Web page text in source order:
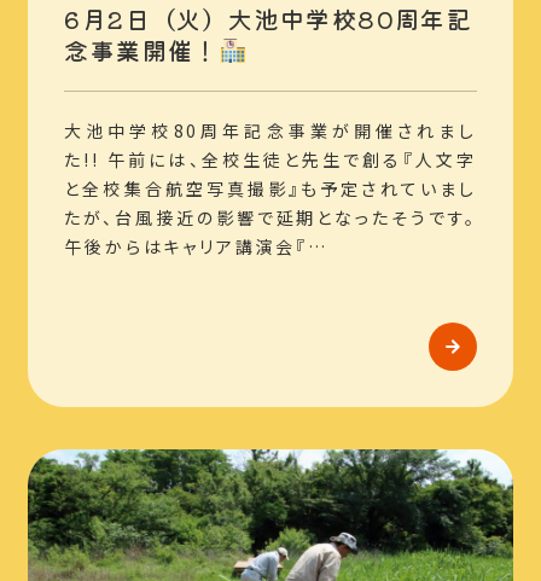
6月2日（火）大池中学校80周年記
念事業開催！
大池中学校80周年記念事業が開催されまし
た!! 午前には、全校生徒と先生で創る『人文字
と全校集合航空写真撮影』も予定されていまし
たが、台風接近の影響で延期となったそうです。
午後からはキャリア講演会『…